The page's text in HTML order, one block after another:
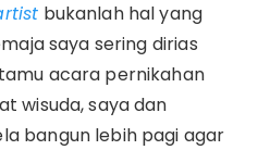
bukanlah hal yang
saya sering dirias
acara pernikahan
wisuda, saya dan
bangun lebih pagi agar